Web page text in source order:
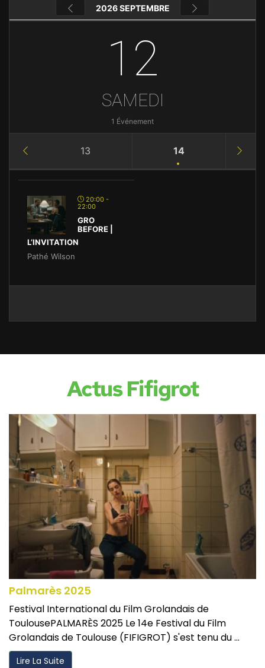
2026 SEPTEMBRE
12
SAMEDI
1 Événement
13 14
20:00 -
22:00
GRO
BEFORE |
L’INVITATION
Pathé Wilson
Actus Fifigrot
Palmarès 2025
Festival International du Film Grolandais de
ToulousePALMARÈS 2025 Le 14e Festival du Film
Grolandais de Toulouse (FIFIGROT) s'est tenu du ...
Lire La Suite